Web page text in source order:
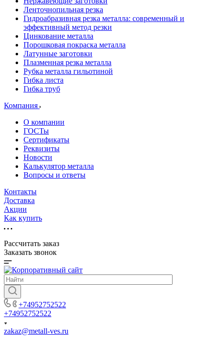
Ленточнопильная резка
Гидроабразивная резка металла: современный и
эффективный метод резки
Цинкование металла
Порошковая покраска металла
Латунные заготовки
Плазменная резка металла
Рубка металла гильотиной
Гибка листа
Гибка труб
Компания
О компании
ГОСТы
Сертификаты
Реквизиты
Новости
Калькулятор металла
Вопросы и ответы
Контакты
Доставка
Акции
Как купить
Рассчитать заказ
Заказать звонок
+74952752522
+74952752522
zakaz@metall-ves.ru